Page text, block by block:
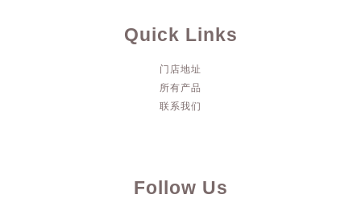
Quick Links
门店地址
所有产品
联系我们
Follow Us